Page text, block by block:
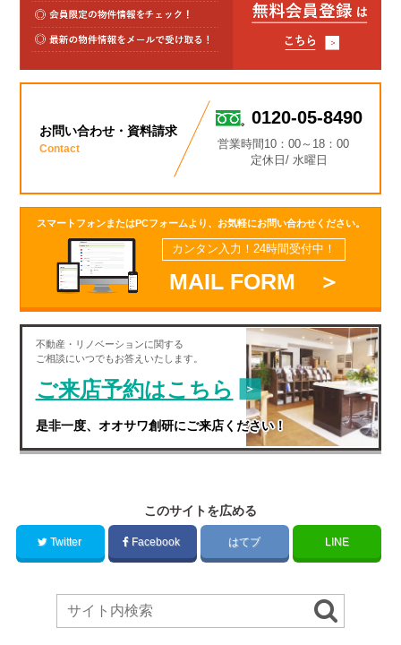
お問い合わせ・資料請求
Contact
0120-05-8490
営業時間10：00～18：00
定休日/ 水曜日
スマートフォンまたはPCフォームより、お気軽にお問い合わせください。
カンタン入力！24時間受付中！
MAIL FORM ＞
不動産・ リノベーションに関する
ご相談にいつでもお答えいたします。
ご来店予約はこちら
是非一度、オオサワ創研にご来店ください！
このサイトを広める
Twitter Facebook はてブ LINE